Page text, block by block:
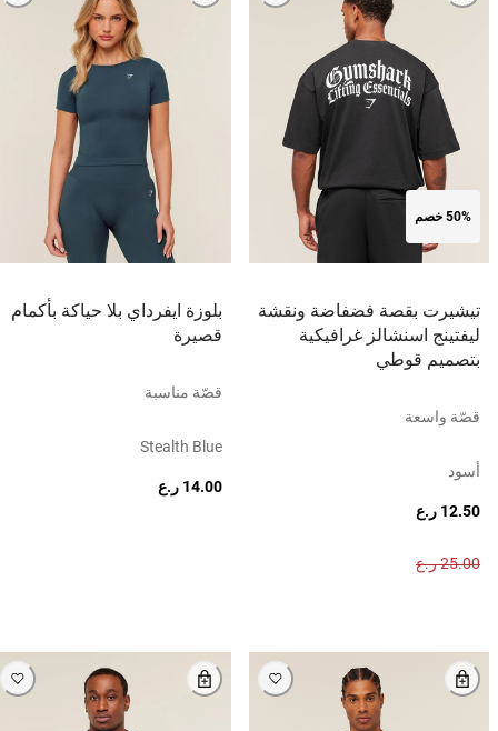
50% خصم
تيشيرت بقصة فضفاضة ونقشة
ليفتينج اسنشالز غرافيكية
بتصميم قوطي
قصّة واسعة
أسود
12.50 ر.ع
25.00 ر.ع
بلوزة ايفرداي بلا حياكة بأكمام
قصيرة
قصّة مناسبة
Stealth Blue
14.00 ر.ع